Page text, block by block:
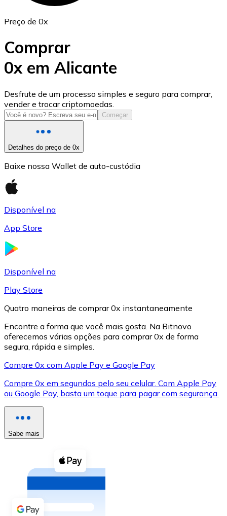
USD Coin
USDC
XRP
XRP
Cupons cripto
Comprar com dinheiro
Preço de 0x
Comprar
0x em Alicante
Desfrute de um processo simples e seguro para comprar,
vender e trocar criptomoedas.
Começar
Detalhes do preço de 0x
Baixe nossa Wallet de auto-custódia
Disponível na
App Store
Disponível na
Play Store
Quatro maneiras de comprar 0x instantaneamente
Encontre a forma que você mais gosta. Na Bitnovo
oferecemos várias opções para comprar 0x de forma
segura, rápida e simples.
Compre 0x com Apple Pay e Google Pay
Compre 0x em segundos pelo seu celular. Com Apple Pay
ou Google Pay, basta um toque para pagar com segurança.
Sabe mais